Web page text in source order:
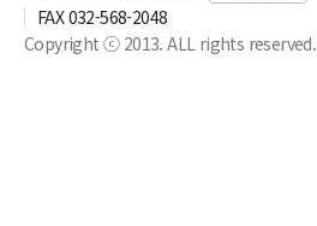
FAX 032-568-2048
Copyright ⓒ 2013. ALL rights reserved.